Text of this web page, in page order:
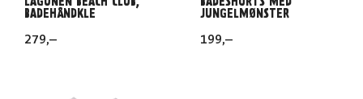
BADEHÅNDKLE
279,–
JUNGELMØNSTER
199,–